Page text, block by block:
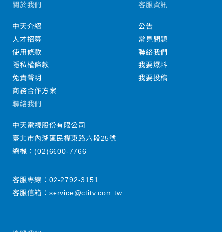
關於我們
中天介紹
人才招募
使用條款
隱私權條款
免責聲明
商務合作方案
客服資訊
公告
常見問題
聯絡我們
我要爆料
我要投稿
聯絡我們
中天電視股份有限公司
臺北市內湖區民權東路六段25號
總機：(02)6600-7766
客服專線： 02-2792-3151
客服信箱： service@ctitv.com.tw